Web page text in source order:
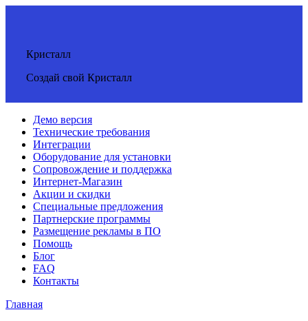
Кристалл
Создай свой Кристалл
Демо версия
Технические требования
Интеграции
Оборудование для установки
Сопровождение и поддержка
Интернет-Магазин
Акции и скидки
Специальные предложения
Партнерские программы
Размещение рекламы в ПО
Помощь
Блог
FAQ
Контакты
Главная